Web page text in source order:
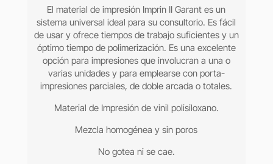
viscosidad
3M
cartucho
50
ml
cantidad
El material de impresión Imprin II Garant es un
sistema universal ideal para su consultorio. Es fácil
de usar y ofrece tiempos de trabajo suficientes y un
óptimo tiempo de polimerización. Es una excelente
opción para impresiones que involucran a una o
varias unidades y para emplearse con porta-
impresiones parciales, de doble arcada o totales.
Material de Impresión de vinil polisiloxano.
Mezcla homogénea y sin poros
No gotea ni se cae.